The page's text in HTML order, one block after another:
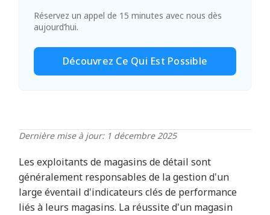
Réservez un appel de 15 minutes avec nous dès
aujourd’hui.
Découvrez Ce Qui Est Possible
Dernière mise à jour: 1 décembre 2025
Les exploitants de magasins de détail sont
généralement responsables de la gestion d'un
large éventail d'indicateurs clés de performance
liés à leurs magasins. La réussite d'un magasin